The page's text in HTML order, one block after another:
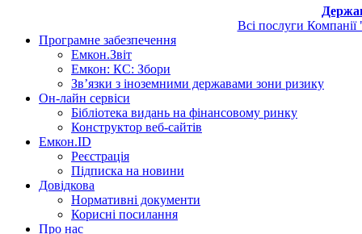
Всі послуги
Програмне забезпечення
Емкон.Звіт
Емкон: КС: Збори
Зв’язки з іноземними державами зони ризику
Он-лайн сервіси
Бібліотека видань на фінансовому ринку
Конструктор веб-сайтів
Емкон.ID
Реєстрація
Підписка на новини
Довідкова
Нормативні документи
Корисні посилання
Про нас